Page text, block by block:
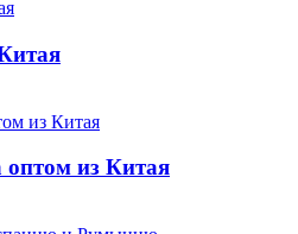
из Китая